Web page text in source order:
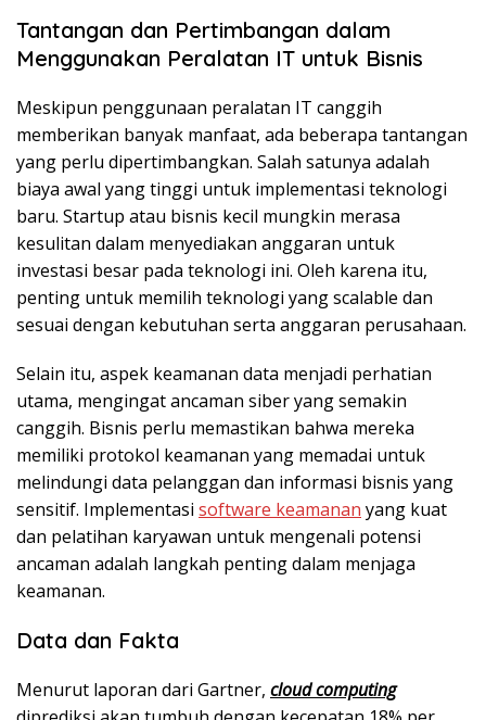
Tantangan dan Pertimbangan dalam
Menggunakan Peralatan IT untuk Bisnis
Meskipun penggunaan peralatan IT canggih
memberikan banyak manfaat, ada beberapa tantangan
yang perlu dipertimbangkan. Salah satunya adalah
biaya awal yang tinggi untuk implementasi teknologi
baru. Startup atau bisnis kecil mungkin merasa
kesulitan dalam menyediakan anggaran untuk
investasi besar pada teknologi ini. Oleh karena itu,
penting untuk memilih teknologi yang scalable dan
sesuai dengan kebutuhan serta anggaran perusahaan.
Selain itu, aspek keamanan data menjadi perhatian
utama, mengingat ancaman siber yang semakin
canggih. Bisnis perlu memastikan bahwa mereka
memiliki protokol keamanan yang memadai untuk
melindungi data pelanggan dan informasi bisnis yang
sensitif. Implementasi software keamanan yang kuat
dan pelatihan karyawan untuk mengenali potensi
ancaman adalah langkah penting dalam menjaga
keamanan.
Data dan Fakta
Menurut laporan dari Gartner, cloud computing